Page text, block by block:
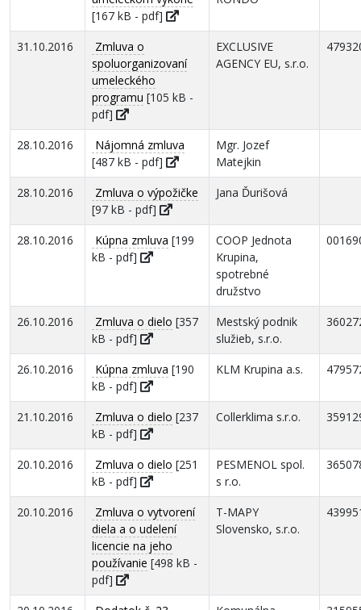
[167 kB - pdf]
31.10.2016
Zmluva o
spoluorganizovaní
umeleckého
programu [105 kB -
pdf]
EXCLUSIVE
AGENCY EU, s.r.o.
28.10.2016
Nájomná zmluva
[487 kB - pdf]
Mgr. Jozef
Matejkin
28.10.2016
Zmluva o výpožičke
[97 kB - pdf]
Jana Ďurišová
28.10.2016 Kúpna zmluva [199
kB - pdf]
COOP Jednota
Krupina,
spotrebné
družstvo
26.10.2016 Zmluva o dielo [357
kB - pdf]
Mestský podnik
služieb, s.r.o.
26.10.2016 Kúpna zmluva [190
kB - pdf]
KLM Krupina a.s.
21.10.2016 Zmluva o dielo [237
kB - pdf]
Collerklima s.r.o.
20.10.2016 Zmluva o dielo [251
kB - pdf]
PESMENOL spol.
s r.o.
20.10.2016
Zmluva o vytvorení
diela a o udelení
licencie na jeho
používanie [498 kB -
pdf]
T-MAPY
Slovensko, s.r.o.